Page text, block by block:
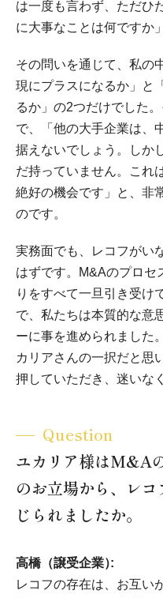
は一度も言わず、ただひ
に大事なことは何ですか
その問いを通じて、私の
現にプラスになるか」と
るか」の2つだけでした
で、「他の大手企業は、
据えないでしょう。しか
だ持っていません。これ
絶好の機会です」と、非
のです。
実務面でも、レコフがい
はずです。M&Aのプロセ
りをすべて一旦引き受け
で、私たちは本質的な意
ーに事を進められました
カリアさんの一択だと思
押していただき、迷いな
Question
ユカリア様はM&A
のお立場から、レ
じられましたか。
高橋（譲受企業）
レコフの存在は、お互い